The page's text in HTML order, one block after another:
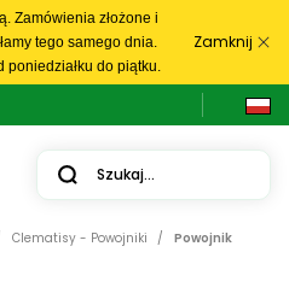
Zamówienia złożone i
tego samego dnia.
poniedziałku do piątku.
Zamknij
Clematisy - Powojniki
Powojnik